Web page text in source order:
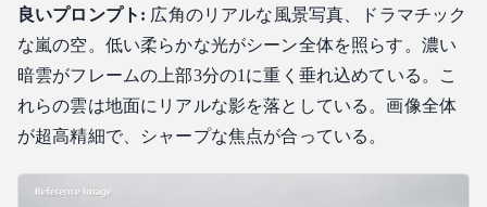
良いプロンプト: 広角のリアルな風景写真、ドラマチック
な嵐の空。低い柔らかな光がシーン全体を照らす。濃い
暗雲がフレームの上部3分の1に重く垂れ込めている。こ
れらの雲は地面にリアルな影を落としている。画像全体
が超高精細で、シャープな焦点が合っている。